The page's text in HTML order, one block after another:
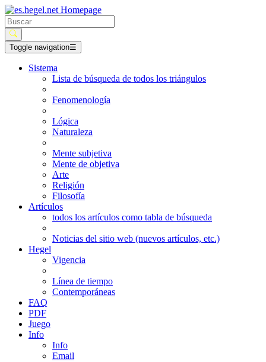
Toggle navigation☰
Sistema
Lista de búsqueda de todos los triángulos
Fenomenología
Lógica
Naturaleza
Mente subjetiva
Mente de objetiva
Arte
Religión
Filosofía
Artículos
todos los artículos como tabla de búsqueda
Noticias del sitio web (nuevos artículos, etc.)
Hegel
Vigencia
Línea de tiempo
Contemporáneas
FAQ
PDF
Juego
Info
Info
Email